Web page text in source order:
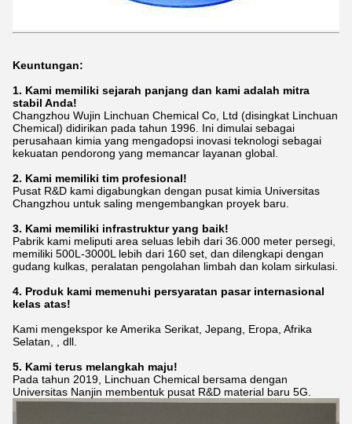
Keuntungan:
1. Kami memiliki sejarah panjang dan kami adalah mitra
stabil Anda!
Changzhou Wujin Linchuan Chemical Co, Ltd (disingkat Linchuan
Chemical) didirikan pada tahun 1996. Ini dimulai sebagai
perusahaan kimia yang mengadopsi inovasi teknologi sebagai
kekuatan pendorong yang memancar layanan global.
2. Kami memiliki tim profesional!
Pusat R&D kami digabungkan dengan pusat kimia Universitas
Changzhou untuk saling mengembangkan proyek baru.
3. Kami memiliki infrastruktur yang baik!
Pabrik kami meliputi area seluas lebih dari 36.000 meter persegi,
memiliki 500L-3000L lebih dari 160 set, dan dilengkapi dengan
gudang kulkas, peralatan pengolahan limbah dan kolam sirkulasi.
4. Produk kami memenuhi persyaratan pasar internasional
kelas atas!
Kami mengekspor ke Amerika Serikat, Jepang, Eropa, Afrika
Selatan, , dll.
5. Kami terus melangkah maju!
Pada tahun 2019, Linchuan Chemical bersama dengan
Universitas Nanjin membentuk pusat R&D material baru 5G.